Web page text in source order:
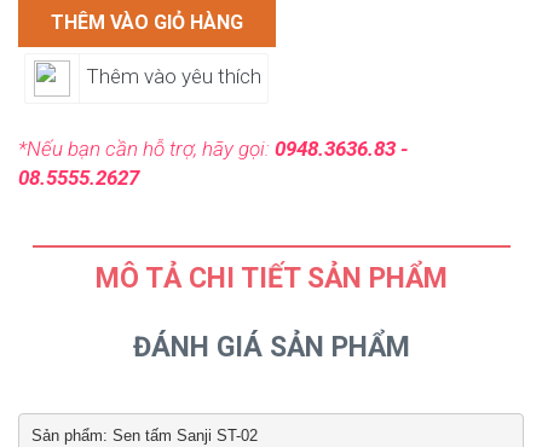
THÊM VÀO GIỎ HÀNG
Thêm vào yêu thích
*Nếu bạn cần hỗ trợ, hãy gọi: 0948.3636.83 -
08.5555.2627
MÔ TẢ CHI TIẾT SẢN PHẨM
ĐÁNH GIÁ SẢN PHẨM
Sản phẩm: Sen tấm Sanji ST-02